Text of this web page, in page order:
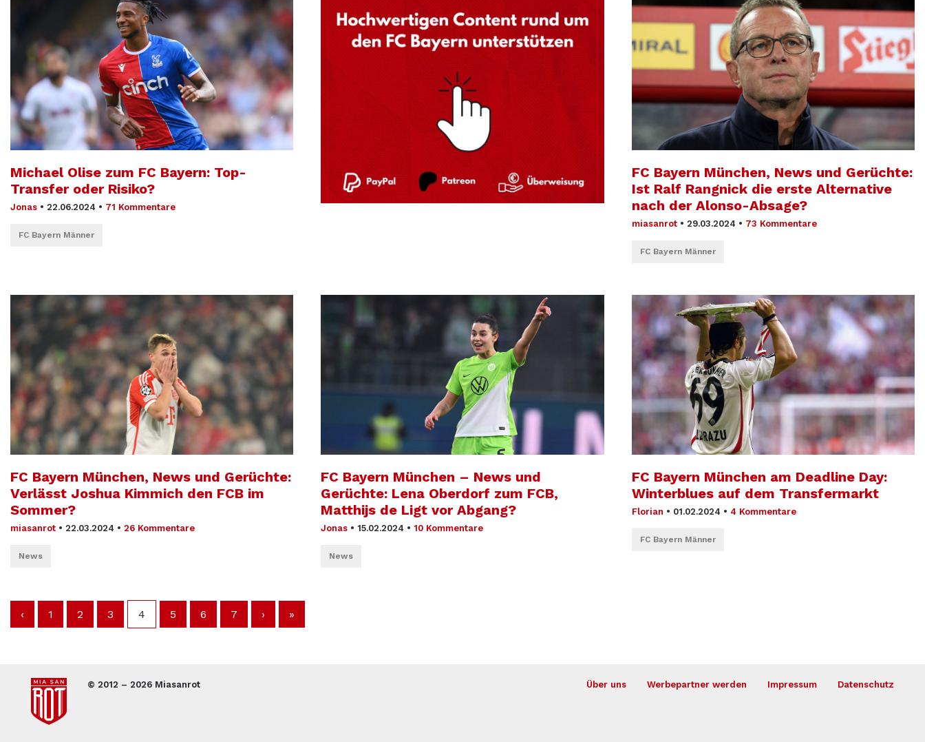
Michael Olise zum FC Bayern: Top-
Transfer oder Risiko?
Jonas • 22.06.2024 • 71 Kommentare
FC Bayern Männer
FC Bayern München, News und Gerüchte:
Ist Ralf Rangnick die erste Alternative
nach der Alonso-Absage?
miasanrot • 29.03.2024 • 73 Kommentare
FC Bayern Männer
FC Bayern München, News und Gerüchte:
Verlässt Joshua Kimmich den FCB im
Sommer?
miasanrot • 22.03.2024 • 26 Kommentare
News
FC Bayern München – News und
Gerüchte: Lena Oberdorf zum FCB,
Matthijs de Ligt vor Abgang?
Jonas • 15.02.2024 • 10 Kommentare
News
FC Bayern München am Deadline Day:
Winterblues auf dem Transfermarkt
Florian • 01.02.2024 • 4 Kommentare
FC Bayern Männer
‹ 1 2 3 4 5 6 7 › »
© 2012 – 2026 Miasanrot Über uns Werbepartner werden Impressum Datenschutz